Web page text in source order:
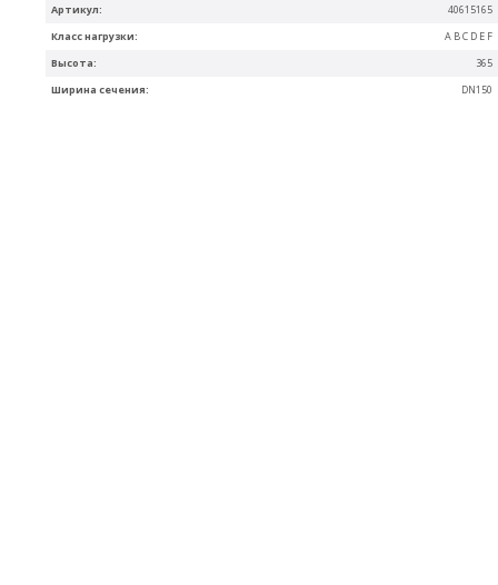
Артикул: 40615165
Ширина сечения: DN150
Высота: 365
Класс нагрузки: A B C D E F